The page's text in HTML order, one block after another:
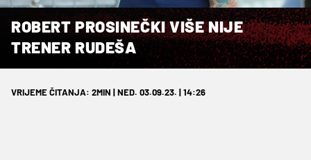
ROBERT PROSINEČKI VIŠE NIJE
TRENER RUDEŠA
VRIJEME ČITANJA: 2MIN | NED. 03.09.23. | 14:26